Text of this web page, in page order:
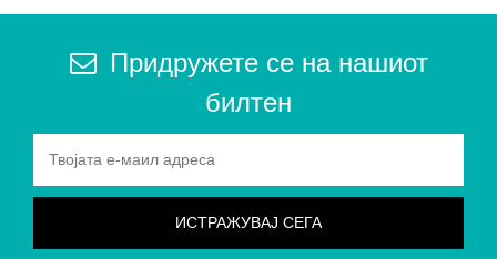
Придружете се на нашиот
билтен